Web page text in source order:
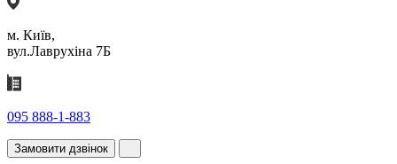
м. Київ,
вул.Лаврухіна 7Б
095 888-1-883
Замовити дзвінок